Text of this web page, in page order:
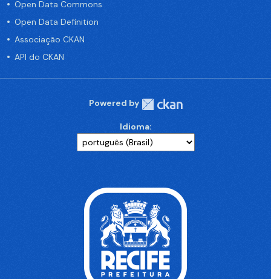
Open Data Commons
Open Data Definition
Associação CKAN
API do CKAN
Powered by
Idioma